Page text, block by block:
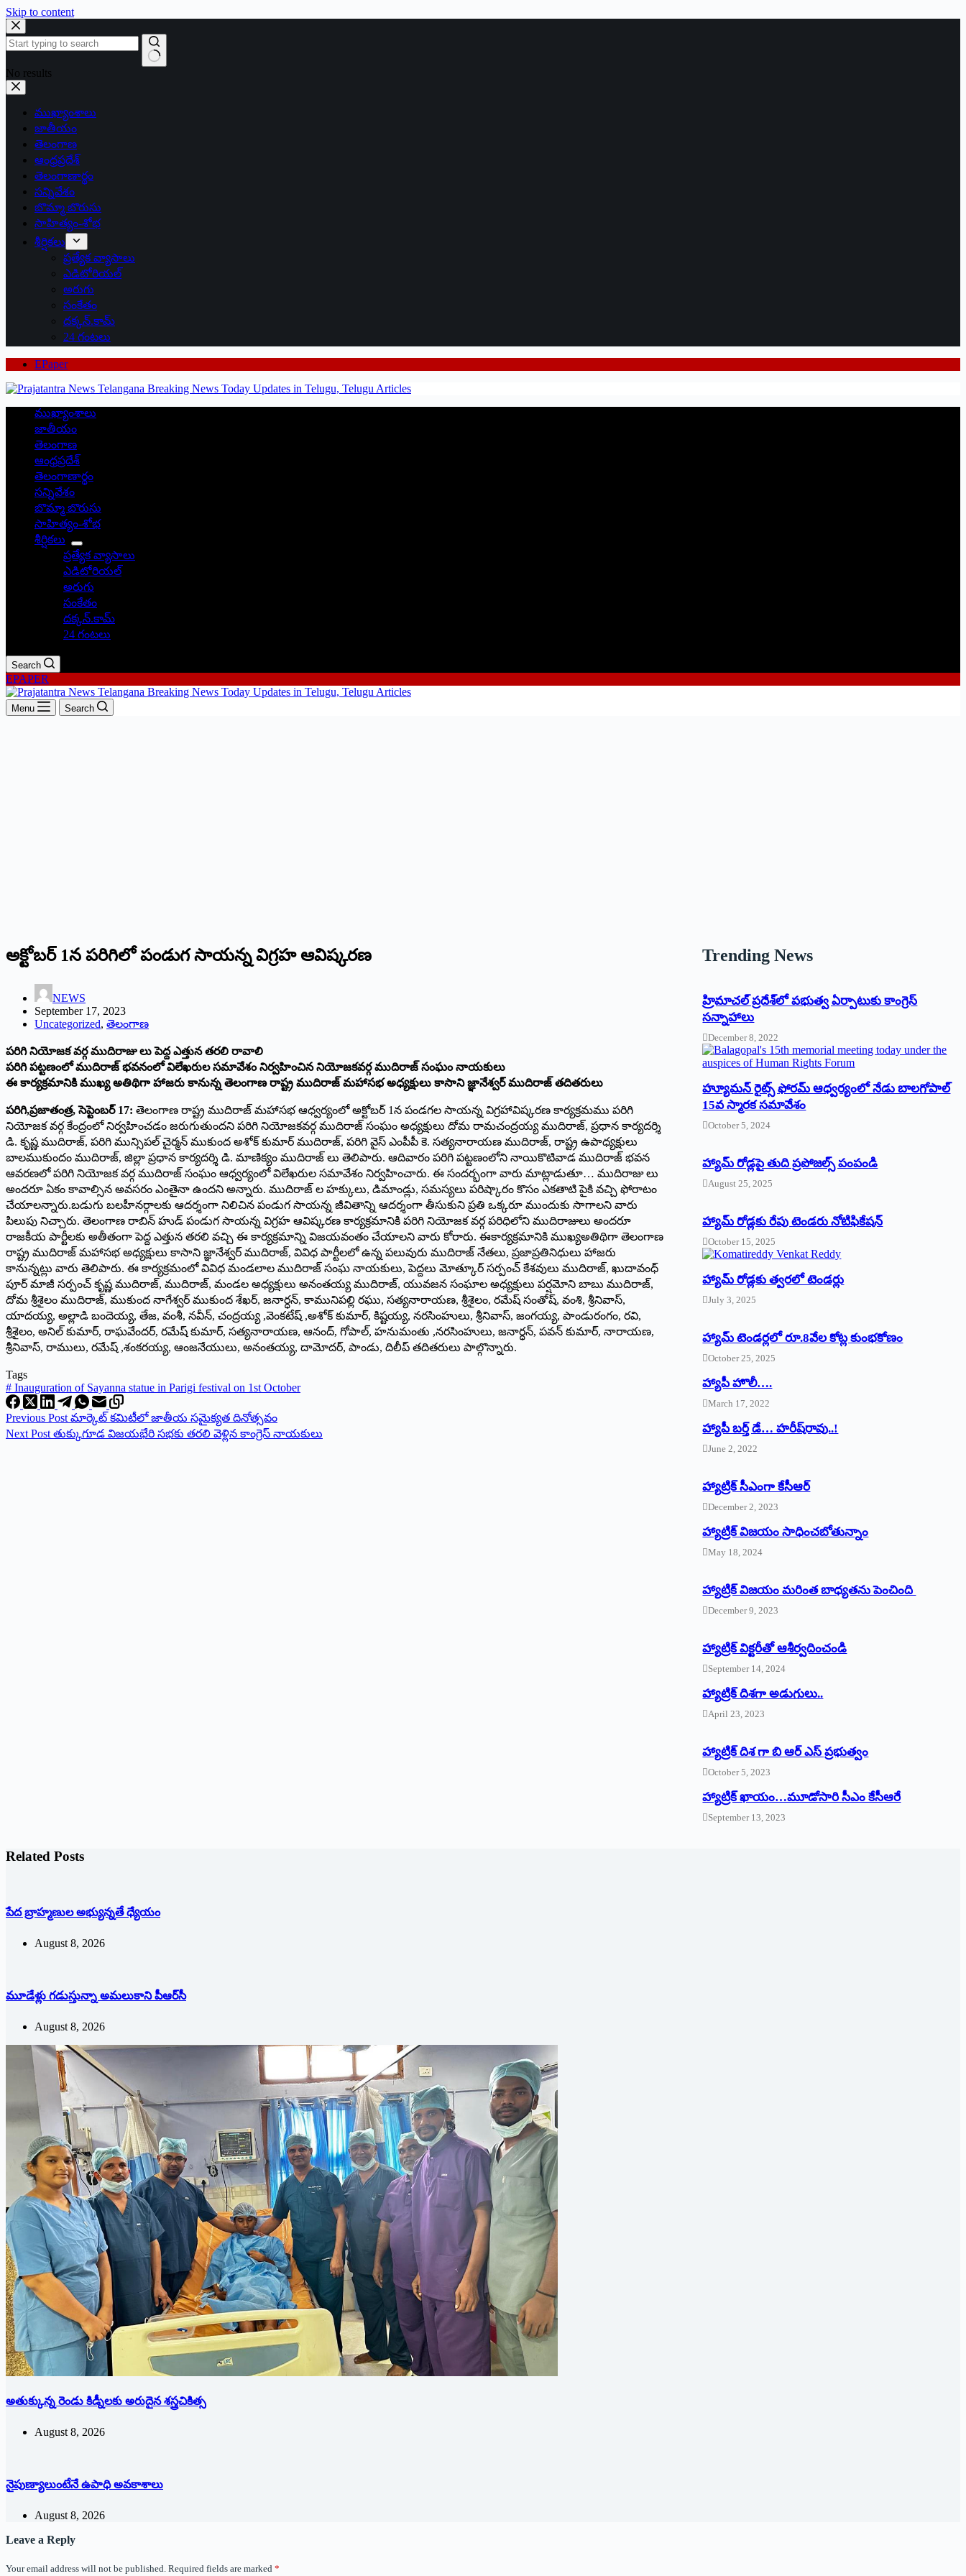
Skip to content
No results
ముఖ్యాంశాలు
జాతీయం
తెలంగాణ
ఆంధ్రప్రదేశ్
తెలంగాణార్థం
సన్నివేశం
బొమ్మా బొరుసు
సాహిత్యం-శోభ
శీర్షికలు
ప్రత్యేక వ్యాసాలు
ఎడిటోరియల్
అరుగు
సంకేతం
దక్కన్.కామ్
24 గంటలు
EPaper
ముఖ్యాంశాలు
జాతీయం
తెలంగాణ
ఆంధ్రప్రదేశ్
తెలంగాణార్థం
సన్నివేశం
బొమ్మా బొరుసు
సాహిత్యం-శోభ
శీర్షికలు
ప్రత్యేక వ్యాసాలు
ఎడిటోరియల్
అరుగు
సంకేతం
దక్కన్.కామ్
24 గంటలు
Search
EPAPER
Menu Search
అక్టోబర్ 1న పరిగిలో పండుగ సాయన్న విగ్రహ ఆవిష్కరణ
NEWS
September 17, 2023
Uncategorized, తెలంగాణ
పరిగి నియోజక వర్గ ముదిరాజు లు పెద్ద ఎత్తున తరలి రావాలి
పరిగి పట్టణంలో ముదిరాజ్ భవనంలో విలేఖరుల సమావేశం నిర్వహించిన నియోజకవర్గ ముదిరాజ్ సంఘం నాయకులు
ఈ కార్యక్రమానికి ముఖ్య అతిథిగా హాజరు కానున్న తెలంగాణ రాష్ట్ర ముదిరాజ్ మహాసభ అధ్యక్షులు కాసాని జ్ఞానేశ్వర్ ముదిరాజ్ తదితరులు
పరిగి,ప్రజాతంత్ర, సెప్టెంబర్ 17: తెలంగాణ రాష్ట్ర ముదిరాజ్ మహాసభ ఆధ్వర్యంలో అక్టోబర్ 1న పండగల సాయన్న విగ్రహావిష్కరణ కార్యక్రమము పరిగి
నియోజక వర్గ కేంద్రంలో నిర్వహించడం జరుగుతుందని పరిగి నియోజకవర్గ ముదిరాజ్ సంఘం అధ్యక్షులు దోమ రామచంద్రయ్య ముదిరాజ్, ప్రధాన కార్యదర్శి
డి. కృష్ణ ముదిరాజ్, పరిగి మున్సిపల్ చైర్మన్ ముకుంద అశోక్ కుమార్ ముదిరాజ్, పరిగి వైస్ ఎంపీపీ కె. సత్యనారాయణ ముదిరాజ్, రాష్ట్ర ఉపాధ్యక్షులు
బాలముకుందం ముదిరాజ్, జిల్లా ప్రధాన కార్యదర్శి డి. మాణిక్యం ముదిరాజ్ లు తెలిపారు. ఆదివారం పరిగి పట్టణంలోని నాయికొటివాడ ముదిరాజ్ భవన
ఆవరణలో పరిగి నియోజక వర్గ ముదిరాజ్ సంఘం ఆధ్వర్యంలో విలేఖరుల సమావేశం నిర్వహించారు. ఈ సందర్భంగా వారు మాట్లాడుతూ… ముదిరాజు లు
అందరూ ఏకం కావాల్సిన అవసరం ఎంతైనా ఉందని అన్నారు. ముదిరాజ్ ల హక్కులు, డిమాండ్లు, సమస్యలు పరిష్కారం కొసం ఎకతాటి పైకి వచ్చి ఫోరాటం
చేయాలన్నారు.బడుగు బలహీనర్గాలకు ఆదర్శంగా నిలిచిన పండుగ సాయన్న జీవితాన్ని ఆదర్శంగా తీసుకుని ప్రతి ఒక్కరూ ముందుకు సాగాలని వారు
పిలుపు నిచ్చారు. తెలంగాణ రాబిన్ హుడ్ పండుగ సాయన్న విగ్రహ ఆవిష్కరణ కార్యక్రమానికి పరిగి నియోజక వర్గ పరిధిలోని ముదిరాజులు అందరూ
రాజకీయ పార్టీలకు అతీతంగా పెద్ద ఎత్తున తరలి వచ్చి ఈ కార్యక్రమాన్ని విజయవంతం చేయాలని వారు కోరారు. ఈకార్యక్రమానికి ముఖ్యఅతిథిగా తెలంగాణ
రాష్ట్ర ముదిరాజ్ మహాసభ అధ్యక్షులు కాసాని జ్ఞానేశ్వర్ ముదిరాజ్, వివిధ పార్టీలలో ఉన్న పలువురు ముదిరాజ్ నేతలు, ప్రజాప్రతినిధులు హాజరు
కానున్నట్లు వారు తెలిపారు. ఈ కార్యక్రమంలో వివిధ మండలాల ముదిరాజ్ సంఘ నాయకులు, పెద్దలు మోత్కూర్ సర్పంచ్ కేశవులు ముదిరాజ్, ఖుదావంధ్
పూర్ మాజీ సర్పంచ్ కృష్ణ ముదిరాజ్, ముదిరాజ్, మండల అధ్యక్షులు అనంతయ్య ముదిరాజ్, యువజన సంఘాల అధ్యక్షులు పర్షమోని బాబు ముదిరాజ్,
దోమ శ్రీశైలం ముదిరాజ్, ముకుంద నాగేశ్వర్ ముకుంద శేఖర్, జనార్ధన్, కామునిపల్లి రఘు, సత్యనారాయణ, శ్రీశైలం, రమేష్ సంతోష్, వంశి, శ్రీనివాస్,
యాదయ్య, అల్లాడి బందెయ్య, తేజ, వంశీ, నవీన్, చంద్రయ్య ,వెంకటేష్ ,అశోక్ కుమార్, కిష్టయ్య, నరసింహులు, శ్రీనివాస్, జంగయ్య, పాండురంగం, రవి,
శ్రీశైలం, అనిల్ కుమార్, రాఘవేందర్, రమేష్ కుమార్, సత్యనారాయణ, ఆనంద్, గోపాల్, హనుమంతు ,నరసింహులు, జనార్ధన్, పవన్ కుమార్, నారాయణ,
శ్రీనివాస్, రాములు, రమేష్ ,శంకరయ్య, ఆంజనేయులు, అనంతయ్య, దామోదర్, పాండు, దిలీప్ తదితరులు పాల్గొన్నారు.
Tags
# Inauguration of Sayanna statue in Parigi festival on 1st October
Previous Post మార్కెట్ కమిటీలో జాతీయ సమైక్యత దినోత్సవం
Next Post తుక్కుగూడ విజయభేరి సభకు తరలి వెళ్లిన కాంగ్రెస్ నాయకులు
Trending News
‌హ్రిమాచల్‌ ‌ప్రదేశ్‌లో పభుత్వ ఏర్పాటుకు కాంగ్రెస్‌
‌సన్నాహాలు
December 8, 2022
హ్యూమన్‌ రైట్స్‌ ఫోరమ్‌ ఆధ్వర్యంలో నేడు బాలగోపాల్‌
15వ స్మారక సమావేశం
October 5, 2024
హ్యామ్‌ రోడ్లపై తుది ప్రపోజల్స్‌ పంపండి
August 25, 2025
హ్యామ్‌ రోడ్లకు రేపు టెండరు నోటిఫికేషన్‌
October 15, 2025
హ్యామ్‌ రోడ్లకు త్వరలో టెండర్లు
July 3, 2025
హ్యామ్‌ ‌టెండర్లలో రూ.8వేల కోట్ల కుంభకోణం
October 25, 2025
హ్యాపీ హొలీ….
March 17, 2022
హ్యాపీ బర్త్ ‌డే… హరీష్‌రావు..!
June 2, 2022
హ్యాట్రిక్‌ ‌సీఎంగా కేసీఆర్‌
December 2, 2023
హ్యాట్రిక్‌ విజయం సాధించబోతున్నాం
May 18, 2024
హ్యాట్రిక్ విజయం మరింత బాధ్యతను పెంచింది
December 9, 2023
హ్యాట్రిక్‌ ‌విక్టరీతో ఆశీర్వదించండి
September 14, 2024
‌హ్యాట్రిక్‌ ‌దిశగా అడుగులు..
April 23, 2023
హ్యాట్రిక్ దిశ గా బి ఆర్ ఎస్ ప్రభుత్వం
October 5, 2023
హ్యాట్రిక్‌ ‌ఖాయం…మూడోసారి సీఎం కేసీఆరే
September 13, 2023
Related Posts
పేద బ్రాహ్మణుల అభ్యున్నతే ధ్యేయం
August 8, 2026
మూడేళ్లు గ‌డుస్తున్నా అమ‌లుకాని పీఆర్‌సీ
August 8, 2026
అతుక్కున్న రెండు కిడ్నీలకు అరుదైన శస్త్రచికిత్స
August 8, 2026
నైపుణ్యాలుంటేనే ఉపాధి అవకాశాలు
August 8, 2026
Leave a Reply
Your email address will not be published. Required fields are marked *